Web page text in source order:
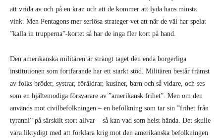
att vrida av och på en kran och att de kommer att lyda hans minsta
vink. Men Pentagons mer seriösa strateger vet att när de väl har spelat
”kalla in trupperna”-kortet så har de inga fler kort på hand.
Den amerikanska militären är strängt taget den enda borgerliga
institutionen som fortfarande har ett starkt stöd. Militären består främst
av folks bröder, systrar, föräldrar, kusiner, barn och så vidare, och ses
som en hjältemodiga försvarare av ”amerikansk frihet”. Men om den
används mot civilbefolkningen – en befolkning som tar sin ”frihet från
tyranni” på särskilt stort allvar – så kan vad som helst hända. Det skulle
vara liktydigt med att förklara krig mot den amerikanska befolkningen